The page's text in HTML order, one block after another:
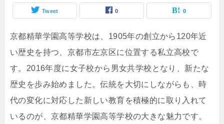
Tweet 0 0
京都精華学園高等学校は、1905年の創立から120年近
い歴史を持つ、京都市左京区に位置する私立高校で
す。2016年度に女子校から男女共学校となり、新たな
歴史を歩み始めました。伝統を大切にしながらも、時
代の変化に対応した新しい教育を積極的に取り入れて
いるのが、京都精華学園高等学校の大きな魅力です。